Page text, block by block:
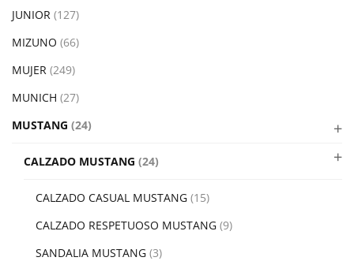
JUNIOR (127)
MIZUNO (66)
MUJER (249)
MUNICH (27)
MUSTANG (24)
CALZADO MUSTANG (24)
CALZADO CASUAL MUSTANG (15)
CALZADO RESPETUOSO MUSTANG (9)
SANDALIA MUSTANG (3)